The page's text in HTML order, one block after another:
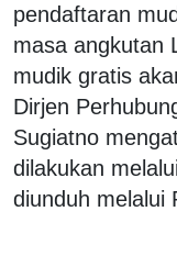
pendaftaran
masa angkutan
mudik gratis
Dirjen
Sugiatno
dilakukan
diunduh melalui